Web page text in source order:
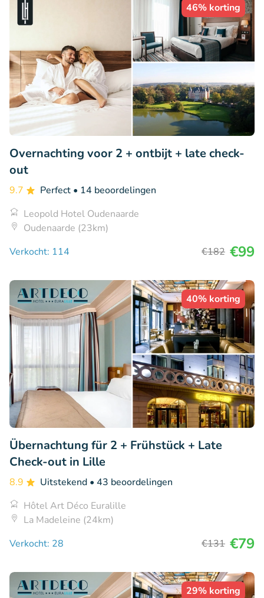
46% korting
Overnachting voor 2 + ontbijt + late check-
out
9.7 Perfect • 14 beoordelingen
Leopold Hotel Oudenaarde
Oudenaarde (23km)
Verkocht: 114
€182 €99
40% korting
Übernachtung für 2 + Frühstück + Late
Check-out in Lille
8.9 Uitstekend • 43 beoordelingen
Hôtel Art Déco Euralille
La Madeleine (24km)
Verkocht: 28
€131 €79
29% korting